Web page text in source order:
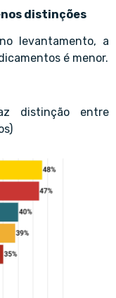
distinções
levantamento, a
é menor.
distinção entre